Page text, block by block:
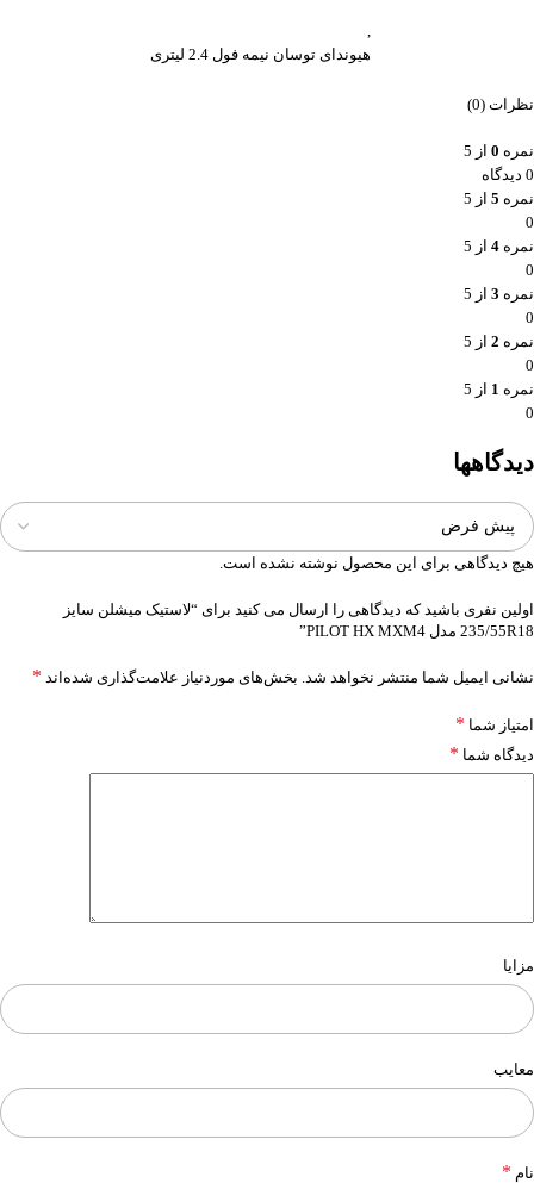
,
هیوندای توسان نیمه فول 2.4 لیتری
نظرات (0)
نمره 0 از 5
0 دیدگاه
نمره 5 از 5
0
نمره 4 از 5
0
نمره 3 از 5
0
نمره 2 از 5
0
نمره 1 از 5
0
دیدگاهها
هیچ دیدگاهی برای این محصول نوشته نشده است.
اولین نفری باشید که دیدگاهی را ارسال می کنید برای “لاستیک میشلن سایز
235/55R18 مدل PILOT HX MXM4”
نشانی ایمیل شما منتشر نخواهد شد. بخش‌های موردنیاز علامت‌گذاری شده‌اند *
امتیاز شما *
دیدگاه شما *
مزایا
معایب
نام *